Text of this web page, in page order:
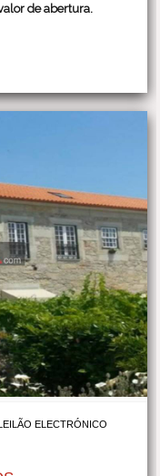
de abertura.
ELECTRÓNICO